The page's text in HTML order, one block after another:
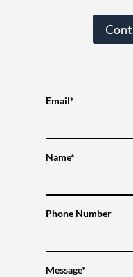
Email*
Name*
Phone Number
Message*